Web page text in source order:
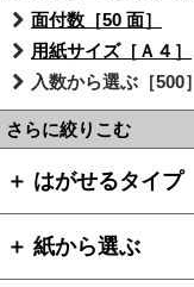
面付数［50 面］
用紙サイズ［Ａ４］
入数から選ぶ［500］
さらに絞りこむ
＋ はがせるタイプ
＋ 紙から選ぶ